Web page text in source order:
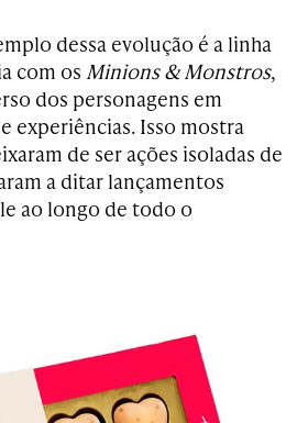
dessa evolução é a linha
com os Minions & Monstros,
dos personagens em
experiências. Isso mostra
de ser ações isoladas de
a ditar lançamentos
ao longo de todo o